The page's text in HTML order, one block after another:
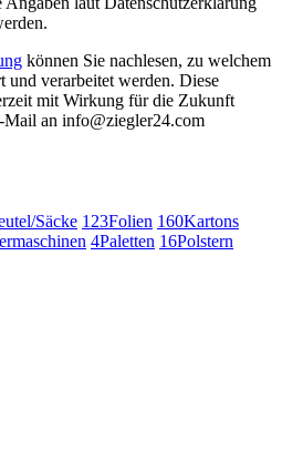
können Sie nachlesen, zu welchem
und verarbeitet werden. Diese
mit Wirkung für die Zukunft
an info@ziegler24.com
Säcke 123Folien 160Kartons
4Paletten 16Polstern